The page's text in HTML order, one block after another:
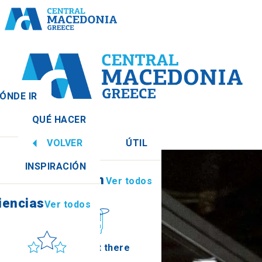
IR
QUÉ HACER
VOLVER ÚTIL
Información Ver todos
How to get there
INSPIRACIÓN
Ver todos